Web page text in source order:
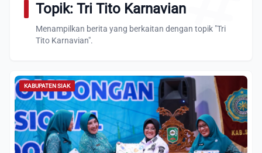
Topik: Tri Tito Karnavian
Menampilkan berita yang berkaitan dengan topik "Tri
Tito Karnavian".
KABUPATEN SIAK